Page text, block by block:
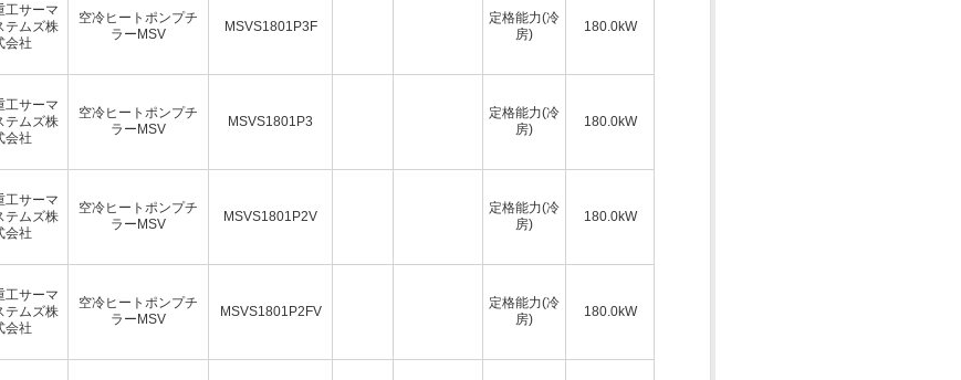
工サーマ
テムズ株
会社
空冷ヒートポンプチ
ラーMSV
MSVS1801P3F
定格能力(冷
房)
180.0kW
工サーマ
テムズ株
会社
空冷ヒートポンプチ
ラーMSV
MSVS1801P3
定格能力(冷
房)
180.0kW
工サーマ
テムズ株
会社
空冷ヒートポンプチ
ラーMSV
MSVS1801P2V
定格能力(冷
房)
180.0kW
工サーマ
テムズ株
会社
空冷ヒートポンプチ
ラーMSV
MSVS1801P2FV
定格能力(冷
房)
180.0kW